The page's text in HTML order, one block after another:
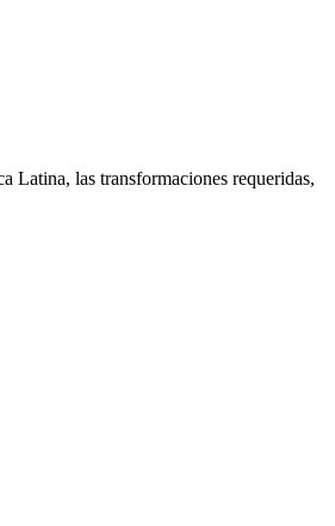
Latina, las transformaciones requeridas,